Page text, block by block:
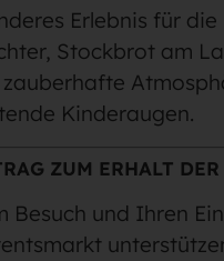
Erlebnis für die
Stockbrot am
Kinderaugen.
ZUM ERHALT DER
Besuch und Ihren